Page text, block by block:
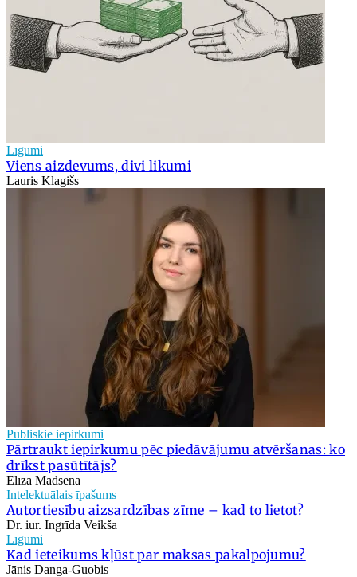
Līgumi
Viens aizdevums, divi likumi
Lauris Klagišs
Publiskie iepirkumi
Pārtraukt iepirkumu pēc piedāvājumu atvēršanas: ko
drīkst pasūtītājs?
Elīza Madsena
Intelektuālais īpašums
Autortiesību aizsardzības zīme – kad to lietot?
Dr. iur. Ingrīda Veikša
Līgumi
Kad ieteikums kļūst par maksas pakalpojumu?
Jānis Danga-Guobis